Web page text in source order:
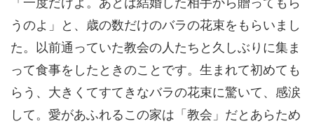
うのよ」と、歳の数だけのバラの花束をもらいまし
た。以前通っていた教会の人たちと久しぶりに集ま
って食事をしたときのことです。生まれて初めても
らう、大きくてすてきなバラの花束に驚いて、感涙
して。愛があふれるこの家は「教会」だとあらため